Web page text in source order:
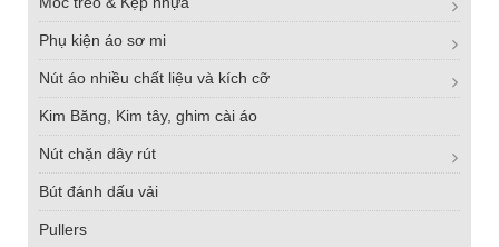
Phụ kiện áo sơ mi
Nút áo nhiều chất liệu và kích cỡ
Kim Băng, Kim tây, ghim cài áo
Nút chặn dây rút
Bút đánh dấu vải
Pullers